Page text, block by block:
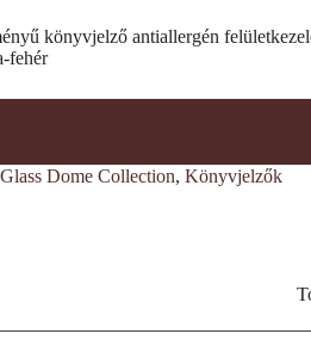
könyvjelző antiallergén
fehér
Glass Dome Collection, Könyvjelzők